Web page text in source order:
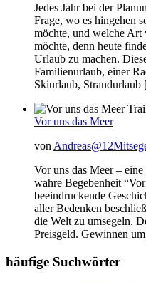
Jedes Jahr bei der
Frage, wo es hingehen
möchte, und welche Art
möchte, denn heute
Urlaub zu machen.
Familienurlaub, einer
Skiurlaub,
Vor uns das Meer
von
Vor uns das Meer –
wahre Begebenheit
beeindruckende
aller Bedenken
die Welt zu umsegeln.
Preisgeld. Gewinnen
häufige Suchwörter